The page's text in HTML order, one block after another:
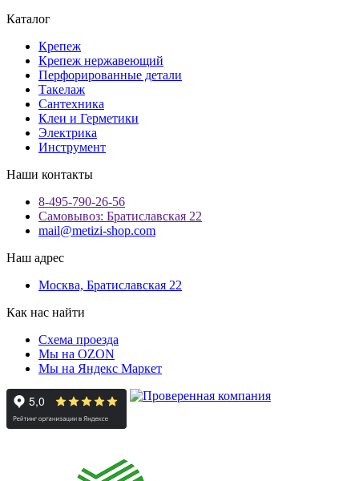
Каталог
Крепеж
Крепеж нержавеющий
Перфорированные детали
Такелаж
Сантехника
Клеи и Герметики
Электрика
Инструмент
Наши контакты
8-495-790-26-56
Самовывоз: Братиславская 22
mail@metizi-shop.com
Наш адрес
Москва, Братиславская 22
Как нас найти
Схема проезда
Мы на OZON
Мы на Яндекс Маркет